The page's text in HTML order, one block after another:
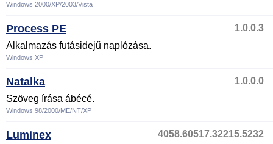
Windows 2000/XP/2003/Vista
Process PE
1.0.0.3
Alkalmazás futásidejű naplózása.
Windows XP
Natalka
1.0.0.0
Szöveg írása ábécé.
Windows 98/2000/ME/NT/XP
Luminex
4058.60517.32215.5232